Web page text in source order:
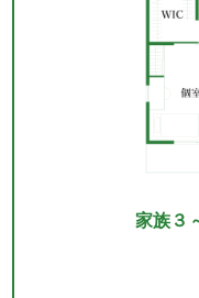
家族３